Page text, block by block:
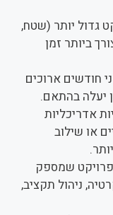
גדול יותר (שטח,
ביותר זמן
חודשים ארוכים
יעלה בהתאם.
אדריכליות
או שילוב
פרויקט שמספק
ניהול תקציב,